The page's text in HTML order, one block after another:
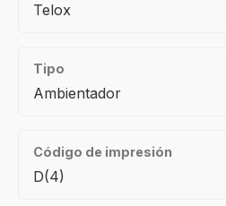
Telox
Tipo
Ambientador
Código de impresión
D(4)